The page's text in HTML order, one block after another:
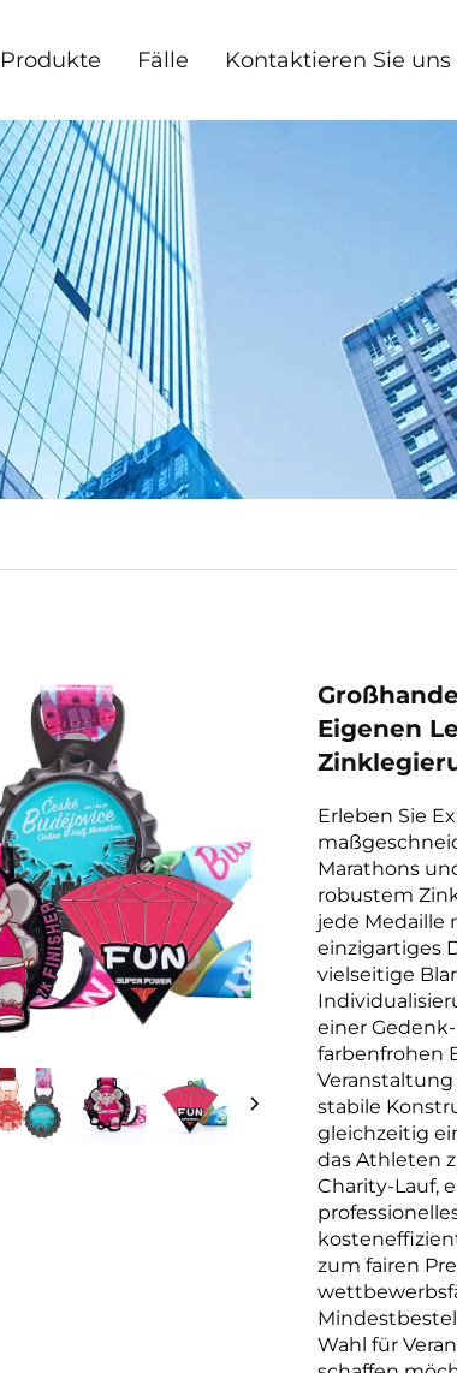
Produkte Fälle Kontaktieren Sie uns
Eigenen
Erleben Sie
Marathons
robustem
jede Medaille
einzigartiges
vielseitige
einer
farbenfrohen
stabile
gleichzeitig
das Athleten
Charity-Lauf,
zum fairen
Wahl für